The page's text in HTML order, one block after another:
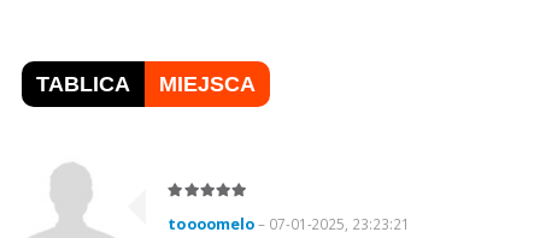
TABLICA MIEJSCA
toooomelo– 07-01-2025, 23:23:21